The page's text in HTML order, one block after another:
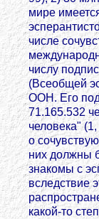
мире
числе
числу
(Всеобщей
ООН. Его
71.165.532
человека"
о
них должны
знакомы с
вследствие
какой-то